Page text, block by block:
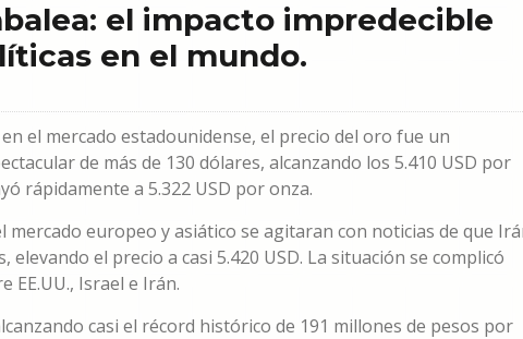
el impacto impredecible
en el mundo.
el mercado estadounidense, el precio del oro fue un
de más de 130 dólares, alcanzando los 5.410 USD por
rápidamente a 5.322 USD por onza.
europeo y asiático se agitaran con noticias de que
el precio a casi 5.420 USD. La situación se complicó
EE.UU., Israel e Irán.
casi el récord histórico de 191 millones de pesos por